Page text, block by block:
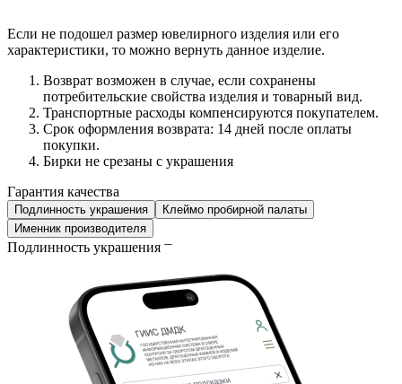
Если не подошел размер ювелирного изделия или его
характеристики, то можно вернуть данное изделие.
Возврат возможен в случае, если сохранены
потребительские свойства изделия и товарный вид.
Транспортные расходы компенсируются покупателем.
Срок оформления возврата: 14 дней после оплаты
покупки.
Бирки не срезаны с украшения
Гарантия качества
Подлинность украшения
Клеймо пробирной палаты
Именник производителя
Подлинность украшения